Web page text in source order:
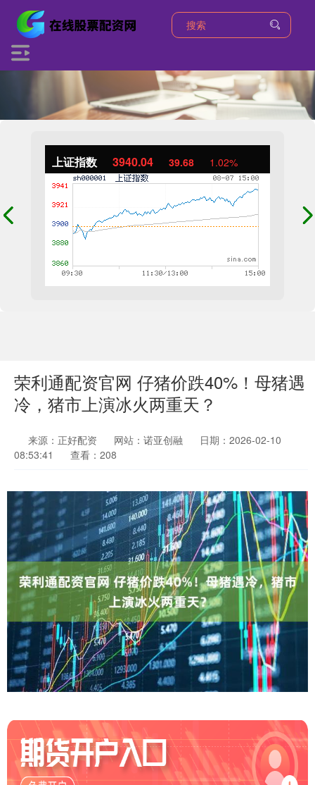
上证指数 3940.04 39.68 1.02%
荣利通配资官网 仔猪价跌40%！母猪遇
冷，猪市上演冰火两重天？
来源：正好配资 网站：诺亚创融
日期：2026-02-10
08:53:41
查看：208